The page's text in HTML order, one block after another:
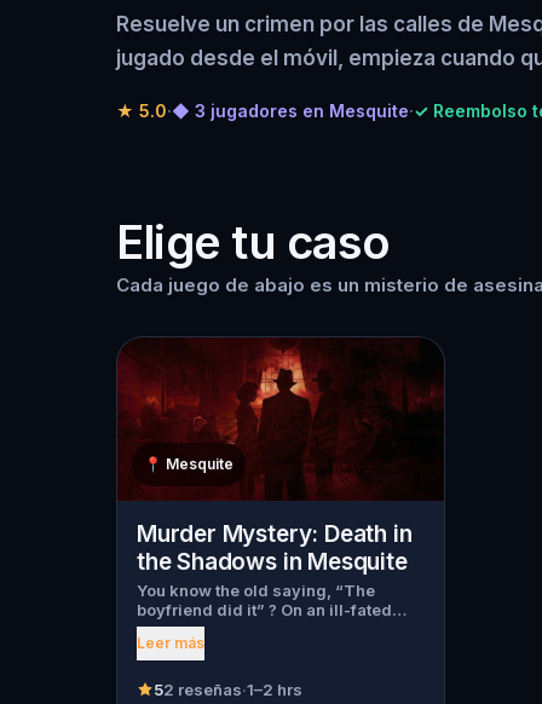
Resuelve un crimen por las calles de
jugado desde el móvil, empieza cuando
★ 5.0·◆ 3 jugadores en Mesquite·✓ Reembolso
Elige tu caso
Cada juego de abajo es un misterio de
📍 Mesquite
Murder Mystery: Death in
the Shadows in Mesquite
You know the old saying, “The
boyfriend did it” ? On an ill-fated
night, love goes terribly wrong for
Bella Wanderlust and Walter Bridges
found dead during a ghost tour led
Leer más
52 reseñas·1–2 hrs